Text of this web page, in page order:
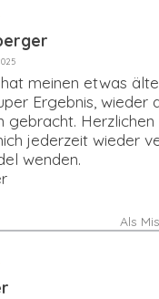
meinen etwas
Ergebnis, wieder
gebracht. Herzlichen
jederzeit wieder
wenden.
Als